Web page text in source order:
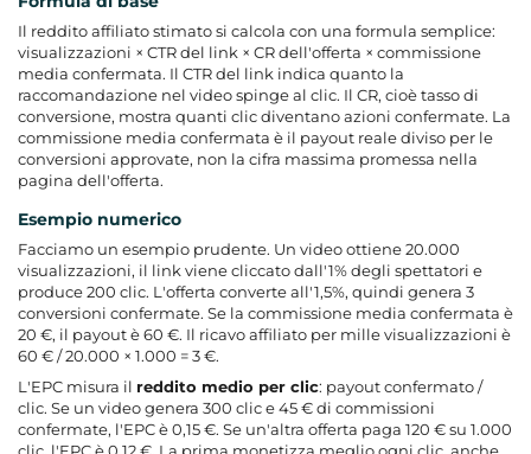
Il reddito affiliato stimato si calcola con una formula semplice:
visualizzazioni × CTR del link × CR dell'offerta × commissione
media confermata. Il CTR del link indica quanto la
raccomandazione nel video spinge al clic. Il CR, cioè tasso di
conversione, mostra quanti clic diventano azioni confermate. La
commissione media confermata è il payout reale diviso per le
conversioni approvate, non la cifra massima promessa nella
pagina dell'offerta.
Esempio numerico
Facciamo un esempio prudente. Un video ottiene 20.000
visualizzazioni, il link viene cliccato dall'1% degli spettatori e
produce 200 clic. L'offerta converte all'1,5%, quindi genera 3
conversioni confermate. Se la commissione media confermata è
20 €, il payout è 60 €. Il ricavo affiliato per mille visualizzazioni è
60 € / 20.000 × 1.000 = 3 €.
L'EPC misura il reddito medio per clic: payout confermato /
clic. Se un video genera 300 clic e 45 € di commissioni
confermate, l'EPC è 0,15 €. Se un'altra offerta paga 120 € su 1.000